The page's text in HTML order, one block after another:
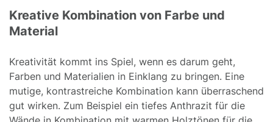
Kreative Kombination von Farbe und
Material
Kreativität kommt ins Spiel, wenn es darum geht,
Farben und Materialien in Einklang zu bringen. Eine
mutige, kontrastreiche Kombination kann überraschend
gut wirken. Zum Beispiel ein tiefes Anthrazit für die